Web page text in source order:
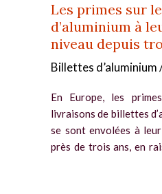
Les primes sur
d’aluminium à
niveau depuis
Billettes d’aluminium
En Europe, les
livraisons de billettes
se sont envolées à
près de trois ans, en